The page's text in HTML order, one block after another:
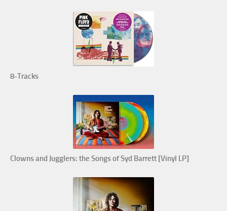
8-Tracks
Clowns and Jugglers: the Songs of Syd Barrett [Vinyl LP]